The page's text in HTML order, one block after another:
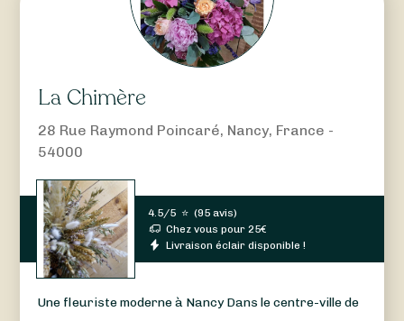
La Chimère
28 Rue Raymond Poincaré, Nancy, France -
54000
4.5/5 ⭐ (95 avis)
Chez vous pour25€
Livraison éclair disponible !
Une fleuriste moderne à Nancy Dans le centre-ville de